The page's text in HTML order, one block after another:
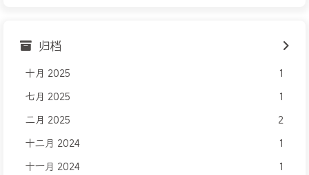
归档
十月 2025 1
七月 2025 1
二月 2025 2
十二月 2024 1
十一月 2024 1